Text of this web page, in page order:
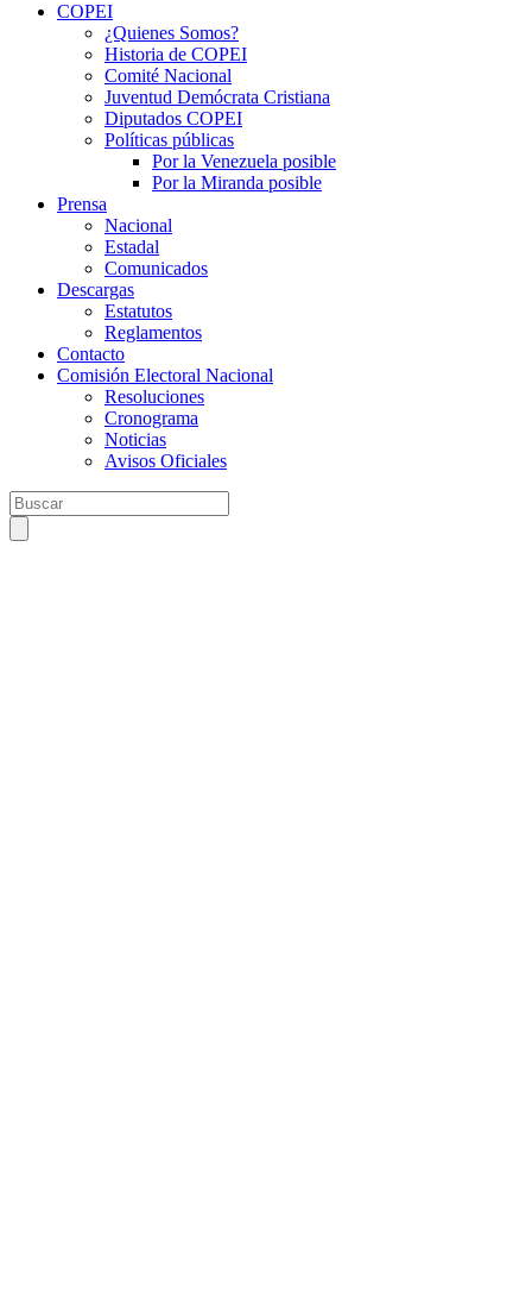
COPEI
¿Quienes Somos?
Historia de COPEI
Comité Nacional
Juventud Demócrata Cristiana
Diputados COPEI
Políticas públicas
Por la Venezuela posible
Por la Miranda posible
Prensa
Nacional
Estadal
Comunicados
Descargas
Estatutos
Reglamentos
Contacto
Comisión Electoral Nacional
Resoluciones
Cronograma
Noticias
Avisos Oficiales